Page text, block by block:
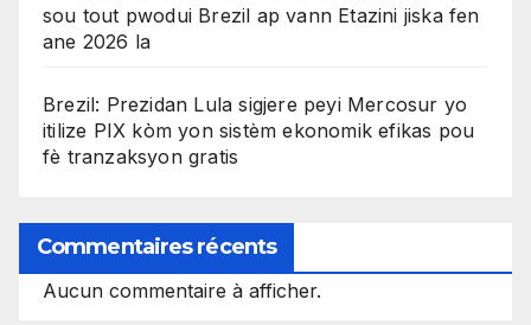
sou tout pwodui Brezil ap vann Etazini jiska fen
ane 2026 la
Brezil: Prezidan Lula sigjere peyi Mercosur yo
itilize PIX kòm yon sistèm ekonomik efikas pou
fè tranzaksyon gratis
Commentaires récents
Aucun commentaire à afficher.